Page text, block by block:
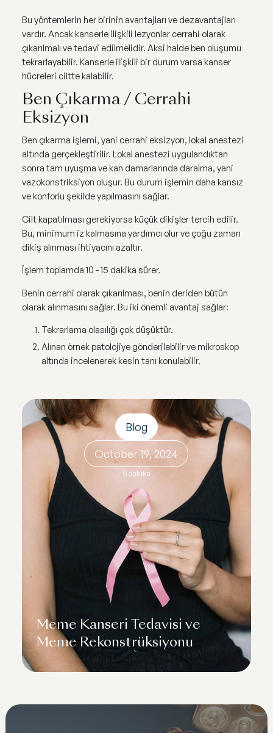
Bu yöntemlerin her birinin avantajları ve dezavantajları
vardır. Ancak kanserle ilişkili lezyonlar cerrahi olarak
çıkarılmalı ve tedavi edilmelidir. Aksi halde ben oluşumu
tekrarlayabilir. Kanserle ilişkili bir durum varsa kanser
hücreleri ciltte kalabilir.
Ben Çıkarma / Cerrahi
Eksizyon
Ben çıkarma işlemi, yani cerrahi eksizyon, lokal anestezi
altında gerçekleştirilir. Lokal anestezi uygulandıktan
sonra tam uyuşma ve kan damarlarında daralma, yani
vazokonstriksiyon oluşur. Bu durum işlemin daha kansız
ve konforlu şekilde yapılmasını sağlar.
Cilt kapatılması gerekiyorsa küçük dikişler tercih edilir.
Bu, minimum iz kalmasına yardımcı olur ve çoğu zaman
dikiş alınması ihtiyacını azaltır.
İşlem toplamda 10 - 15 dakika sürer.
Benin cerrahi olarak çıkarılması, benin deriden bütün
olarak alınmasını sağlar. Bu iki önemli avantaj sağlar:
Tekrarlama olasılığı çok düşüktür.
Alınan örnek patolojiye gönderilebilir ve mikroskop
altında incelenerek kesin tanı konulabilir.
Blog
October 19, 2024
5 dakika
Meme Kanseri Tedavisi ve
Meme Rekonstrüksiyonu